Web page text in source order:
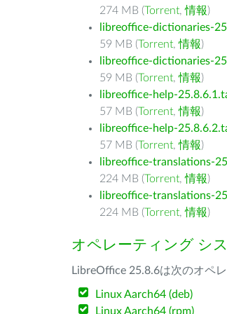
274 MB (Torrent,情報)
libreoffice-dictionaries-
59 MB (Torrent,情報)
libreoffice-dictionaries-
59 MB (Torrent,情報)
libreoffice-help-
57 MB (Torrent,情報)
libreoffice-help-
57 MB (Torrent,情報)
libreoffice-translations-
224 MB (Torrent,情報)
libreoffice-translations-
224 MB (Torrent,情報)
オペレーティング シ
LibreOffice 25.8.6は次のオペ
Linux Aarch64 (deb)
Linux Aarch64 (rpm)